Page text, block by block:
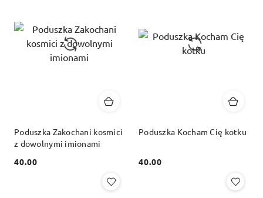
Poduszka Zakochani kosmici
z dowolnymi imionami
Cena:
40.00
Poduszka Kocham Cię kotku
Cena:
40.00